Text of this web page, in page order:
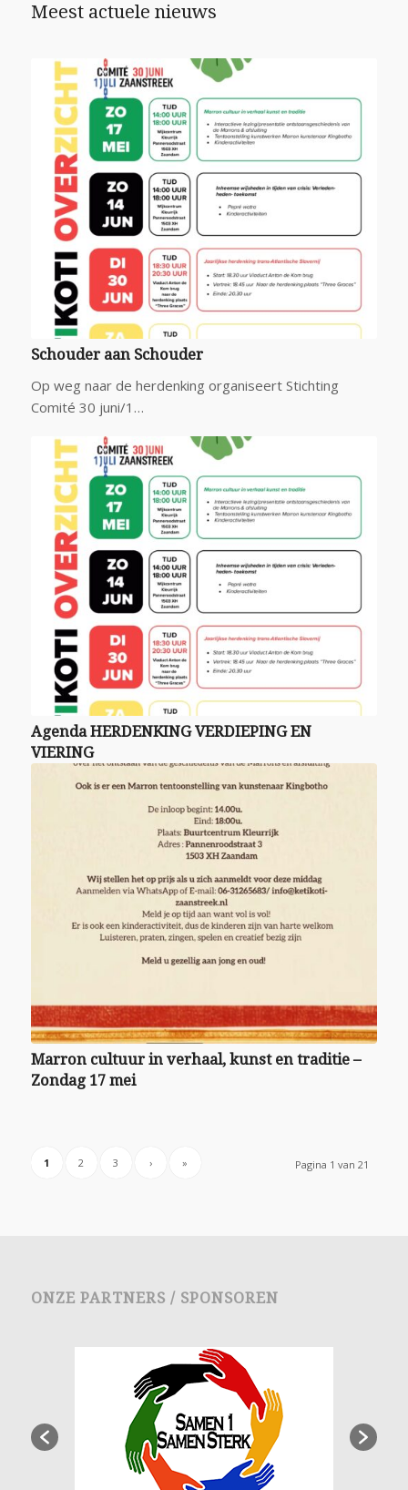
Meest actuele nieuws
Schouder aan Schouder
Op weg naar de herdenking organiseert Stichting
Comité 30 juni/1…
Agenda HERDENKING VERDIEPING EN
VIERING
Marron cultuur in verhaal, kunst en traditie –
Zondag 17 mei
Pagina 1 van 21
1 2 3 › »
ONZE PARTNERS / SPONSOREN